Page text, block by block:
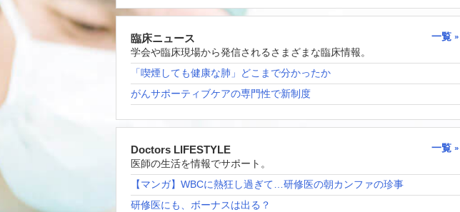
臨床ニュース
一覧
学会や臨床現場から発信されるさまざまな臨床情報。
「喫煙しても健康な肺」どこまで分かったか
がんサポーティブケアの専門性で新制度
Doctors LIFESTYLE
一覧
医師の生活を情報でサポート。
【マンガ】WBCに熱狂し過ぎて…研修医の朝カンファの珍事
研修医にも、ボーナスは出る？